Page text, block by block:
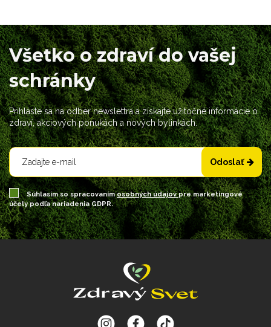
Všetko o zdraví do vašej
schránky
Prihláste sa na odber newslettra a získajte užitočné informácie o
zdraví, akciových ponukách a nových bylinkách.
Odoslať
Súhlasím so spracovanímosobných údajovpre marketingové
účely podľa nariadenia GDPR.